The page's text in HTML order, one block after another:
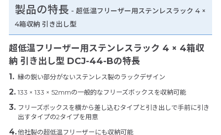
製品の特長 - 超低温フリーザー用ステンレスラック 4 ×
4箱収納 引き出し型
超低温フリーザー用ステンレスラック 4 × 4箱収
納 引き出し型 DCJ-44-Bの特長
縁の鋭い部分がないステンレス製のラックデザイン
133 × 133 × 52mmの一般的なフリーズボックスを収納可能
フリーズボックスを横から差し込むタイプと引き出しで手前に引き
出すタイプの2タイプを用意
他社製の超低温フリーザーにも収納可能